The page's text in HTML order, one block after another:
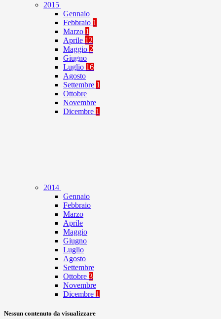
2015
Gennaio
Febbraio 1
Marzo 1
Aprile 12
Maggio 2
Giugno
Luglio 16
Agosto
Settembre 1
Ottobre
Novembre
Dicembre 1
2014
Gennaio
Febbraio
Marzo
Aprile
Maggio
Giugno
Luglio
Agosto
Settembre
Ottobre 3
Novembre
Dicembre 1
Nessun contenuto da visualizzare